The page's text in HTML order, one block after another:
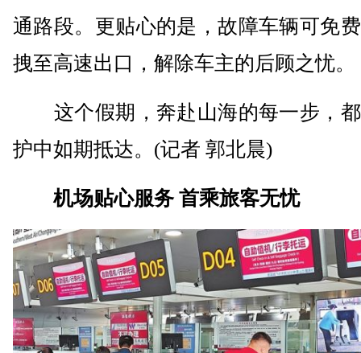
通路段。更贴心的是，故障车辆可免
拽至高速出口，解除车主的后顾之忧。
这个假期，奔赴山海的每一步，
护中如期抵达。(记者 郭北晨)
机场贴心服务 首乘旅客无忧